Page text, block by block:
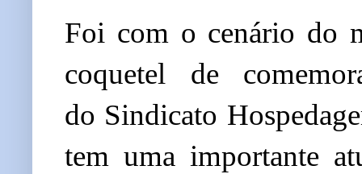
Foi com o cenário do
coquetel de
do Sindicato
tem uma importante